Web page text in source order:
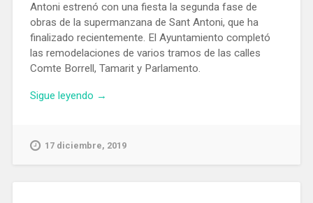
Antoni estrenó con una fiesta la segunda fase de
obras de la supermanzana de Sant Antoni, que ha
finalizado recientemente. El Ayuntamiento completó
las remodelaciones de varios tramos de las calles
Comte Borrell, Tamarit y Parlamento.
Sigue leyendo «Sant
disfruta
→
17 diciembre, 2019